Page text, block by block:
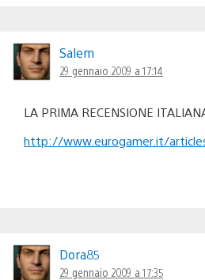
Salem
29 gennaio 2009 a 17:14
LA PRIMA RECENSIONE
http://www.eurogamer.it/
Dora85
29 gennaio 2009 a 17:35